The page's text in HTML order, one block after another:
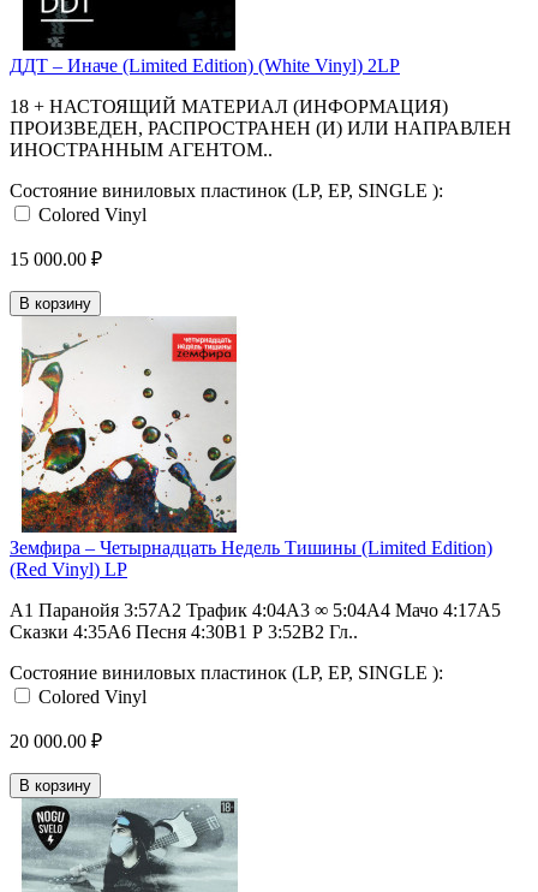
ДДТ – Иначе (Limited Edition) (White Vinyl) 2LP
18 + НАСТОЯЩИЙ МАТЕРИАЛ (ИНФОРМАЦИЯ)
ПРОИЗВЕДЕН, РАСПРОСТРАНЕН (И) ИЛИ НАПРАВЛЕН
ИНОСТРАННЫМ АГЕНТОМ..
Состояние виниловых пластинок (LP, EP, SINGLE ):
Colored Vinyl
15 000.00 ₽
В корзину
Земфира – Четырнадцать Недель Тишины (Limited Edition)
(Red Vinyl) LP
A1 Паранойя 3:57A2 Трафик 4:04A3 ∞ 5:04A4 Мачо 4:17A5
Сказки 4:35A6 Песня 4:30B1 Р 3:52B2 Гл..
Состояние виниловых пластинок (LP, EP, SINGLE ):
Colored Vinyl
20 000.00 ₽
В корзину